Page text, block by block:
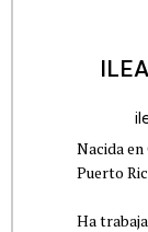
Nacida
Puerto
Ha